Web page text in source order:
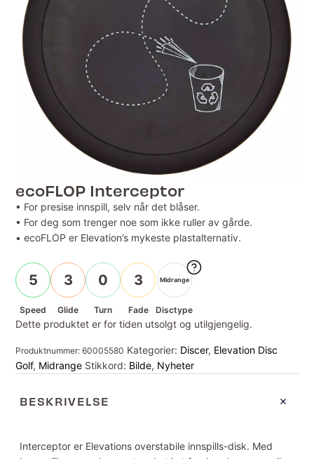
ecoFLOP Interceptor
• For presise innspill, selv når det blåser.
• For deg som trenger noe som ikke ruller av gårde.
• ecoFLOP er Elevation’s mykeste plastalternativ.
5
Speed
3
Glide
0
Turn
3
Fade
Midrange
Disctype
Dette produktet er for tiden utsolgt og utilgjengelig.
Produktnummer:60005580 Kategorier: Discer, Elevation Disc
Golf, Midrange Stikkord: Bilde, Nyheter
BESKRIVELSE
Interceptor er Elevations overstabile innspills-disk. Med